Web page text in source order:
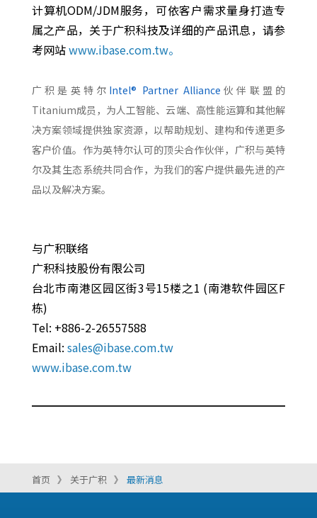
计算机ODM/JDM服务，可依客户需求量身打造专
属之产品，关于广积科技及详细的产品讯息，请参
考网站www.ibase.com.tw。
广积是英特尔 Intel® Partner Alliance 伙伴联盟的
Titanium成员，为人工智能、云端、高性能运算和其他解
决方案领域提供独家资源，以帮助规划、建构和传递更多
客户价值。作为英特尔认可的顶尖合作伙伴，广积与英特
尔及其生态系统共同合作，为我们的客户提供最先进的产
品以及解决方案。
与广积联络
广积科技股份有限公司
台北市南港区园区街3号15楼之1 (南港软件园区F
栋)
Tel: +886-2-26557588
Email: sales@ibase.com.tw
www.ibase.com.tw
首页 关于广积 最新消息